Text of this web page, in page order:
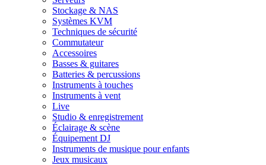
Stockage & NAS
Systèmes KVM
Techniques de sécurité
Commutateur
Accessoires
Basses & guitares
Batteries & percussions
Instruments à touches
Instruments à vent
Live
Studio & enregistrement
Éclairage & scène
Équipement DJ
Instruments de musique pour enfants
Jeux musicaux